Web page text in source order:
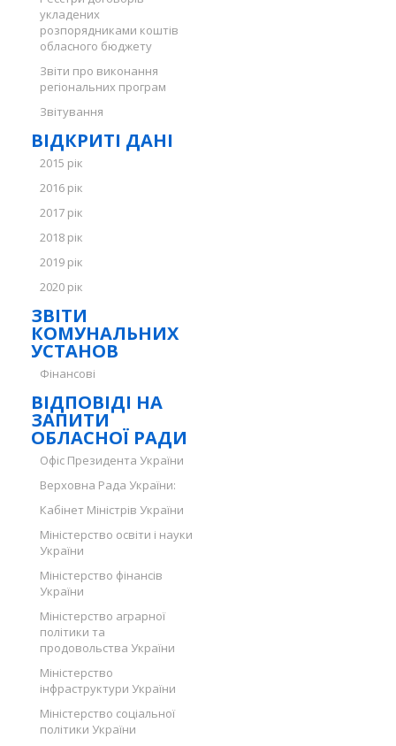
укладених
розпорядниками коштів
обласного бюджету
Звіти про виконання
регіональних програм
Звітування
ВІДКРИТІ ДАНІ
2015 рік
2016 рік
2017 рік
2018 рік
2019 рік
2020 рік
ЗВІТИ
КОМУНАЛЬНИХ
УСТАНОВ
Фінансові
ВІДПОВІДІ НА
ЗАПИТИ
ОБЛАСНОЇ РАДИ
Офіс Президента України
Верховна Рада України:
Кабінет Міністрів України
Міністерство освіти і науки
України
Міністерство фінансів
України
Міністерство аграрної
політики та
продовольства України
Міністерство
інфраструктури України
Міністерство соціальної
політики України